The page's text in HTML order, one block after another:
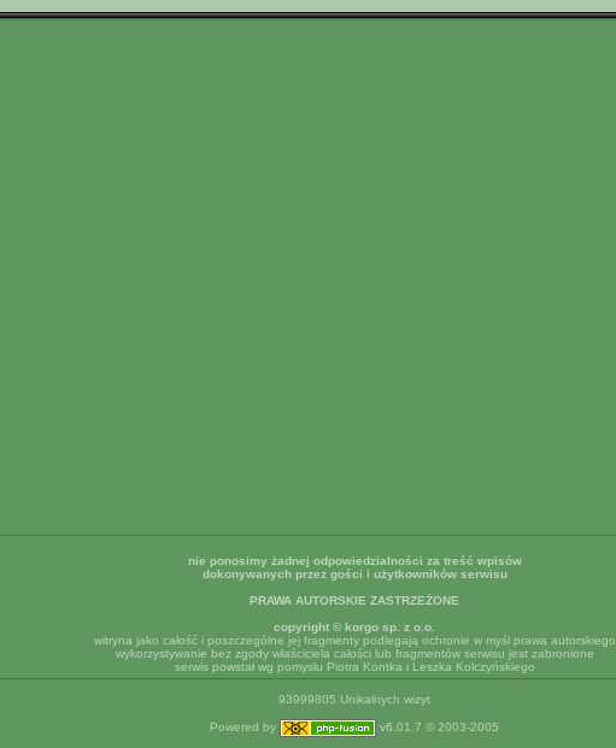
nie ponosimy żadnej odpowiedzialności za treść wpisów
dokonywanych przez gości i użytkowników serwisu
PRAWA AUTORSKIE ZASTRZEŻONE
copyright © korgo sp. z o.o.
witryna jako całość i poszczególne jej fragmenty podlegają ochronie w myśl prawa autorskiego
wykorzystywanie bez zgody właściciela całości lub fragmentów serwisu jest zabronione
serwis powstał wg pomysłu Piotra Kontka i Leszka Kolczyńskiego
93999805 Unikalnych wizyt
Powered by v6.01.7 © 2003-2005